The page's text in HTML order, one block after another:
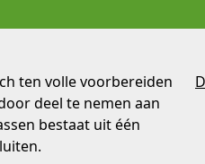
ten volle voorbereiden
deel te nemen aan
bestaat uit één